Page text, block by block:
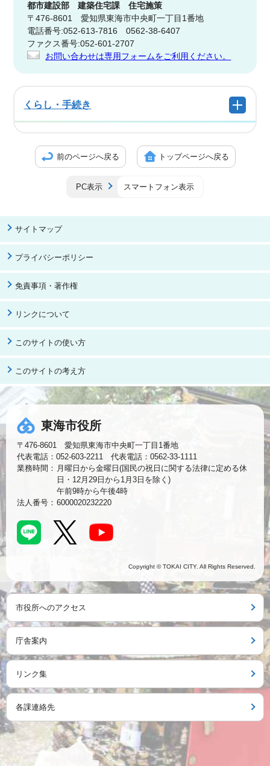
都市建設部建築住宅課 住宅施策
〒476-8601 愛知県東海市中央町一丁目1番地
電話番号:052-613-7816 0562-38-6407
ファクス番号:052-601-2707
お問い合わせは専用フォームをご利用ください。
くらし・手続き
前のページへ戻る トップページへ戻る
PC表示 スマートフォン表示
サイトマップ
プライバシーポリシー
免責事項・著作権
リンクについて
このサイトの使い方
このサイトの考え方
東海市役所
〒476-8601 愛知県東海市中央町一丁目1番地
代表電話：052-603-2211 代表電話：0562-33-1111
業務時間： 月曜日から金曜日(国民の祝日に関する法律に定める休
日・12月29日から1月3日を除く)
午前9時から午後4時
法人番号： 6000020232220
Copyright © TOKAI CITY. All Rights Reserved.
市役所へのアクセス
庁舎案内
リンク集
各課連絡先